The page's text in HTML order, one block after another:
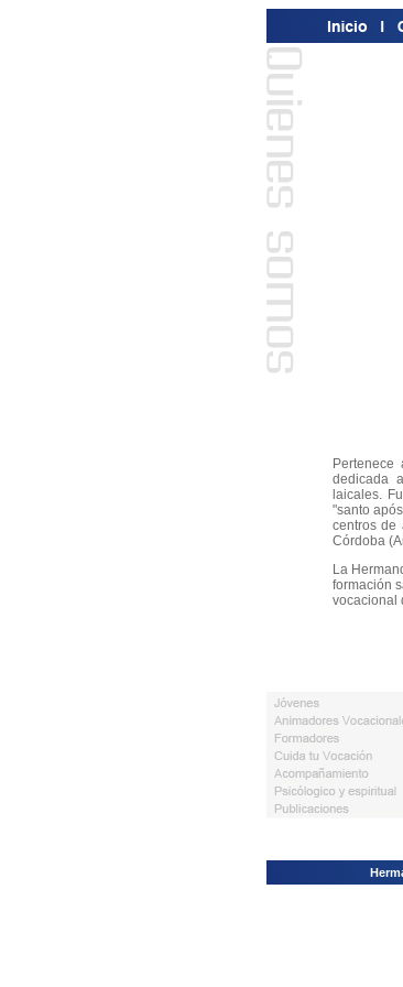
dedicada
laicales.
"santo
centros de
Córdoba
La
formación
vocacional